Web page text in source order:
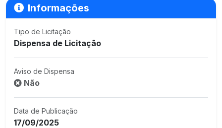
Informações
Tipo de Licitação
Dispensa de Licitação
Aviso de Dispensa
Não
Data de Publicação
17/09/2025